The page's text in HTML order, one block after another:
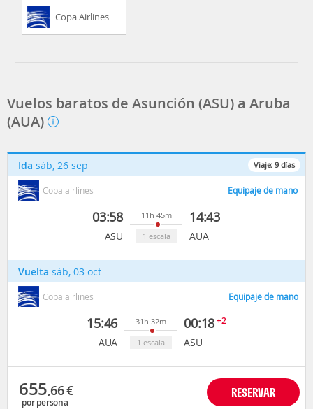
Copa Airlines
Vuelos baratos de Asunción (ASU) a Aruba
(AUA)
Viaje: 9 días
Ida sáb, 26 sep
Copa airlines Equipaje de mano
03:58
ASU
11h 45m
1 escala
14:43
AUA
Vuelta sáb, 03 oct
Copa airlines Equipaje de mano
15:46
AUA
31h 32m
1 escala
00:18+2
ASU
655,66€
por persona
RESERVAR